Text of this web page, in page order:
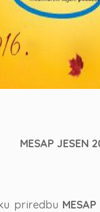
MESAP JESEN
priredbu